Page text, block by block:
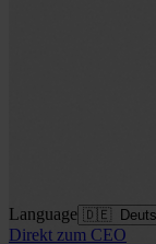
Language
Direkt zum CEO